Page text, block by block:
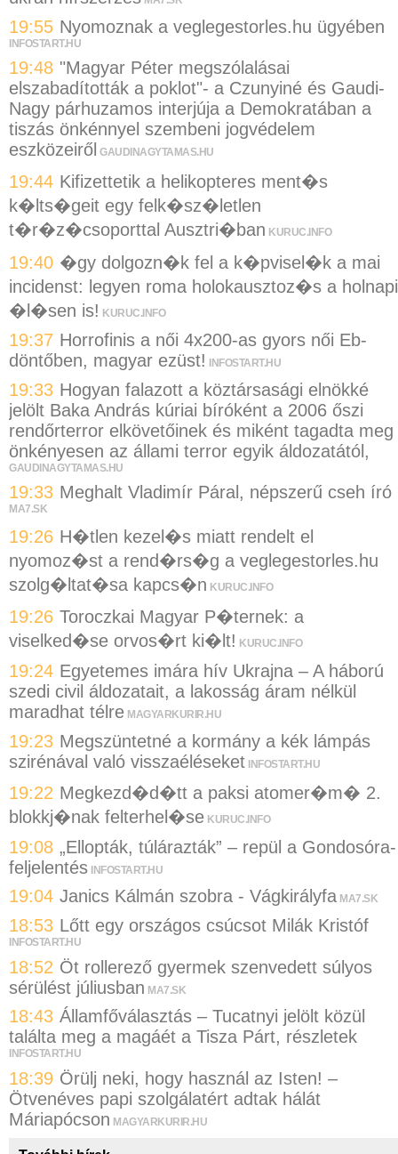
19:55 Nyomoznak a veglegestorles.hu ügyében
INFOSTART.HU
19:48 "Magyar Péter megszólalásai
elszabadították a poklot"- a Czunyiné és Gaudi-
Nagy párhuzamos interjúja a Demokratában a
tiszás önkénnyel szembeni jogvédelem
eszközeiről GAUDINAGYTAMAS.HU
19:44 Kifizettetik a helikopteres ment�s
k�lts�geit egy felk�sz�letlen
t�r�z�csoporttal Ausztri�ban KURUC.INFO
19:40 �gy dolgozn�k fel a k�pvisel�k a mai
incidenst: legyen roma holokausztoz�s a holnapi
�l�sen is! KURUC.INFO
19:37 Horrofinis a női 4x200-as gyors női Eb-
döntőben, magyar ezüst!
INFOSTART.HU
19:33 Hogyan falazott a köztársasági elnökké
jelölt Baka András kúriai bíróként a 2006 őszi
rendőrterror elkövetőinek és miként tagadta meg
önkényesen az állami terror egyik áldozatától,
GAUDINAGYTAMAS.HU
19:33 Meghalt Vladimír Páral, népszerű cseh író
MA7.SK
19:26 H�tlen kezel�s miatt rendelt el
nyomoz�st a rend�rs�g a veglegestorles.hu
szolg�ltat�sa kapcs�n KURUC.INFO
19:26 Toroczkai Magyar P�ternek: a
viselked�se orvos�rt ki�lt! KURUC.INFO
19:24 Egyetemes imára hív Ukrajna – A háború
szedi civil áldozatait, a lakosság áram nélkül
maradhat télre MAGYARKURIR.HU
19:23 Megszüntetné a kormány a kék lámpás
szirénával való visszaéléseket INFOSTART.HU
19:22 Megkezd�d�tt a paksi atomer�m� 2.
blokkj�nak felterhel�se KURUC.INFO
19:08 „Ellopták, túlárazták” – repül a Gondosóra-
feljelentés INFOSTART.HU
19:04 Janics Kálmán szobra - Vágkirályfa MA7.SK
18:53 Lőtt egy országos csúcsot Milák Kristóf
INFOSTART.HU
18:52 Öt rollerező gyermek szenvedett súlyos
sérülést júliusban MA7.SK
18:43 Államfőválasztás – Tucatnyi jelölt közül
találta meg a magáét a Tisza Párt, részletek
INFOSTART.HU
18:39 Örülj neki, hogy használ az Isten! –
Ötvenéves papi szolgálatért adtak hálát
Máriapócson MAGYARKURIR.HU